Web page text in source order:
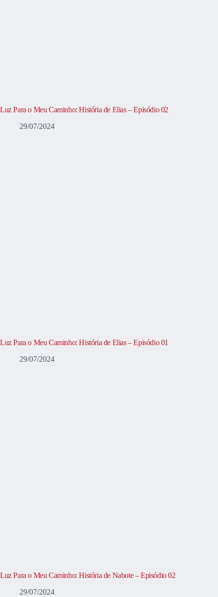
Luz Para o Meu Caminho: História de Elias – Episódio 02
29/07/2024
Luz Para o Meu Caminho: História de Elias – Episódio 01
29/07/2024
Luz Para o Meu Caminho: História de Nabote – Episódio 02
29/07/2024